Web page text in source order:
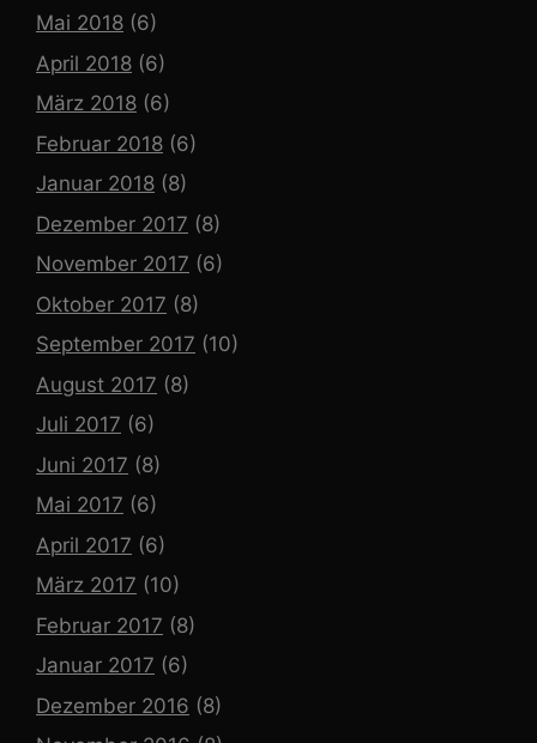
Mai 2018 (6)
April 2018 (6)
März 2018 (6)
Februar 2018 (6)
Januar 2018 (8)
Dezember 2017 (8)
November 2017 (6)
Oktober 2017 (8)
September 2017 (10)
August 2017 (8)
Juli 2017 (6)
Juni 2017 (8)
Mai 2017 (6)
April 2017 (6)
März 2017 (10)
Februar 2017 (8)
Januar 2017 (6)
Dezember 2016 (8)